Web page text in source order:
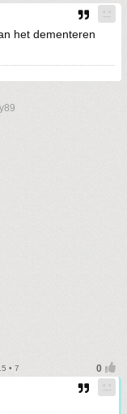
het dementeren
• 7